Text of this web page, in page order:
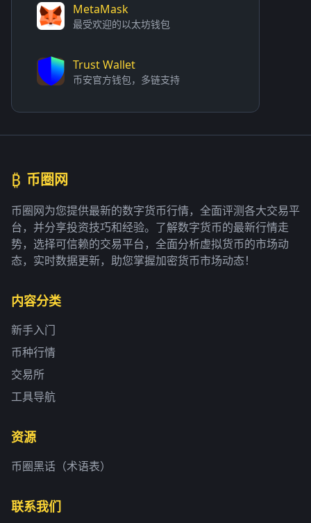
MetaMask
最受欢迎的以太坊钱包
Trust Wallet
币安官方钱包，多链支持
₿ 币圈网
币圈网为您提供最新的数字货币行情，全面评测各大交易平
台，并分享投资技巧和经验。了解数字货币的最新行情走
势，选择可信赖的交易平台，全面分析虚拟货币的市场动
态，实时数据更新，助您掌握加密货币市场动态！
内容分类
新手入门
币种行情
交易所
工具导航
资源
币圈黑话（术语表）
联系我们